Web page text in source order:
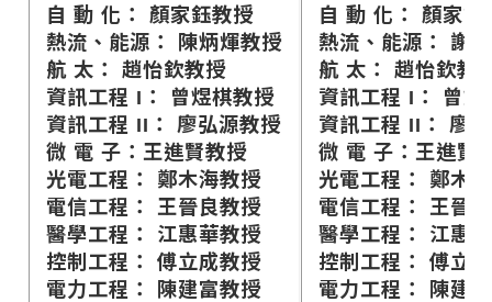
自 動 化： 顏家鈺教授
熱流、能源： 陳炳煇教授
航 太： 趙怡欽教授
資訊工程 I： 曾煜棋教授
資訊工程 II： 廖弘源教授
微 電 子：王進賢教授
光電工程： 鄭木海教授
電信工程： 王晉良教授
醫學工程： 江惠華教授
控制工程： 傅立成教授
電力工程： 陳建富教授
自 動 化： 顏家鈺
熱流、能源： 謝
航 太： 趙怡欽教
資訊工程 I： 曾煜
資訊工程 II： 廖
微 電 子：王進賢
光電工程： 鄭木
電信工程： 王晉
醫學工程： 江惠
控制工程： 傅立
電力工程： 陳建